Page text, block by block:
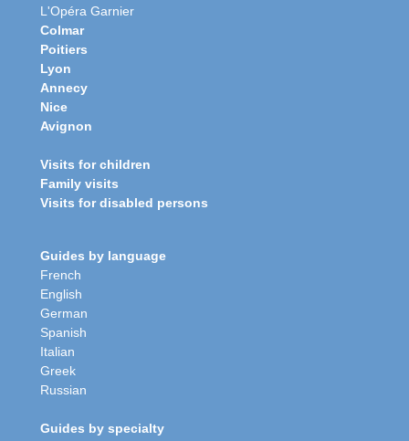
L'Opéra Garnier
Colmar
Poitiers
Lyon
Annecy
Nice
Avignon
Visits for children
Family visits
Visits for disabled persons
Guides by language
French
English
German
Spanish
Italian
Greek
Russian
Guides by specialty